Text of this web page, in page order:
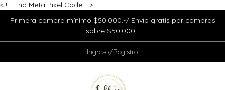
< !-- End Meta Pixel Code -->
Primera compra mínimo $50.000.-/ Envío gratis por compras
sobre $50.000.-
Ingreso/Registro